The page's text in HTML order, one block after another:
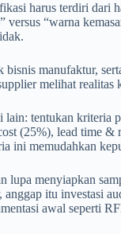
harus terdiri dari
versus “warna
bisnis manufaktur,
melihat realitas
lain: tentukan kriteria
(25%), lead time &
ini memudahkan
lupa menyiapkan
anggap itu investasi
awal seperti